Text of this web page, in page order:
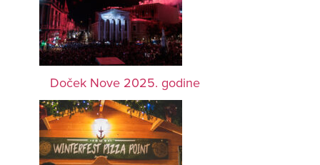
Doček Nove 2025. godine